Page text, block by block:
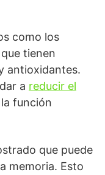
como los
tienen
antioxidantes.
a reducir el
función
que puede
memoria. Esto